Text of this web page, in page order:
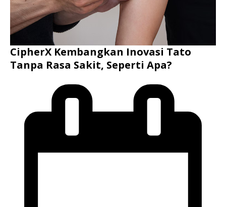
CipherX Kembangkan Inovasi Tato
Tanpa Rasa Sakit, Seperti Apa?